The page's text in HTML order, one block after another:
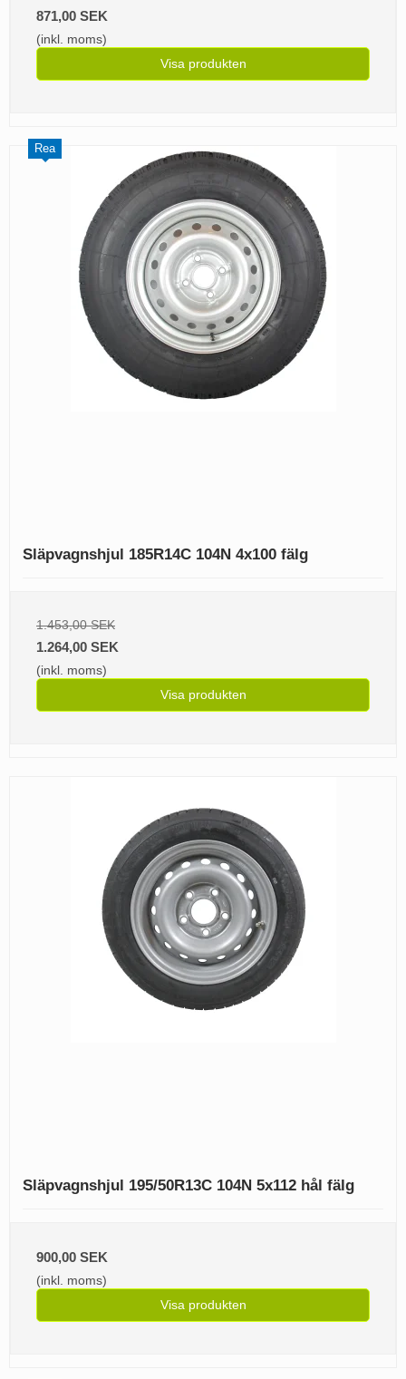
871,00 SEK
(inkl. moms)
Visa produkten
Rea
Släpvagnshjul 185R14C 104N 4x100 fälg
1.453,00 SEK
1.264,00 SEK
(inkl. moms)
Visa produkten
Släpvagnshjul 195/50R13C 104N 5x112 hål fälg
900,00 SEK
(inkl. moms)
Visa produkten